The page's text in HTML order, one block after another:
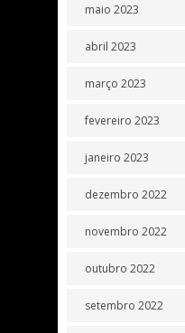
maio 2023
abril 2023
março 2023
fevereiro 2023
janeiro 2023
dezembro 2022
novembro 2022
outubro 2022
setembro 2022